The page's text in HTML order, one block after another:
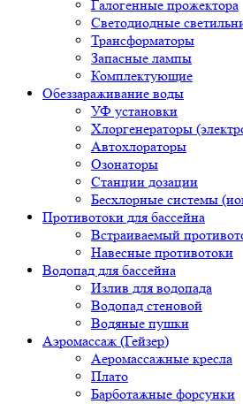
Галогенные прожектора
Светодиодные
Трансформаторы
Запасные лампы
Комплектующие
Обеззараживание воды
УФ установки
Хлоргенераторы
Автохлораторы
Озонаторы
Станции дозации
Бесхлорные системы
Противотоки для бассейна
Встраиваемый
Навесные противотоки
Водопад для бассейна
Излив для водопада
Водопад стеновой
Водяные пушки
Аэромассаж (Гейзер)
Аеромассажные кресла
Плато
Барботажные форсунки